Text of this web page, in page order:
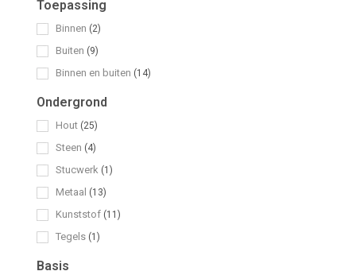
Toepassing
Binnen (2)
Buiten (9)
Binnen en buiten (14)
Ondergrond
Hout (25)
Steen (4)
Stucwerk (1)
Metaal (13)
Kunststof (11)
Tegels (1)
Basis